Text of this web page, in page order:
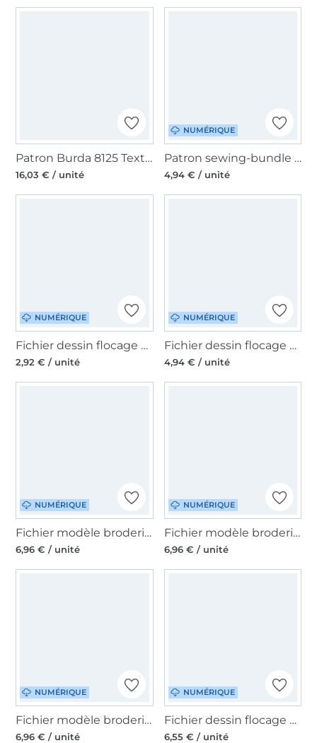
Patron Burda 8125 Textiles de cuisine, en français
16,03 € / unité
NUMÉRIQUE
Patron sewing-bundle pdf Tannenbaum MiToSa-Kreativ, en allemand
4,94 € / unité
NUMÉRIQUE
Fichier dessin flocage Don't stop believin' MiToSa-Kreativ
2,92 € / unité
NUMÉRIQUE
Fichier dessin flocage Tannenbäume MiToSa-Kreativ
4,94 € / unité
NUMÉRIQUE
Fichier modèle broderie Merry Snailmas Beemybear
6,96 € / unité
NUMÉRIQUE
Fichier modèle broderie Oh Tannenbaum Bundle Beemybear
6,96 € / unité
NUMÉRIQUE
Fichier modèle broderie Wichtelmania Bundle Beemybear
6,96 € / unité
NUMÉRIQUE
Fichier dessin flocage Oh Tannenbaum Beemybear
6,55 € / unité